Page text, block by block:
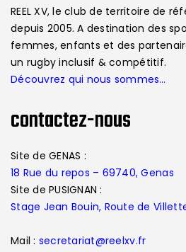
REEL XV, le club de territoire de
depuis 2005. A destination des
femmes, enfants et des
un rugby inclusif & compétitif.
Découvrez qui nous sommes…
contactez-nous
Site de GENAS :
18 Rue du repos – 69740, Genas
Site de PUSIGNAN :
Stage Jean Bouin, Route de Villette
Mail : secretariat@reelxv.fr